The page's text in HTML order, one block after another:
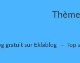
gratuit sur Eklablog Top